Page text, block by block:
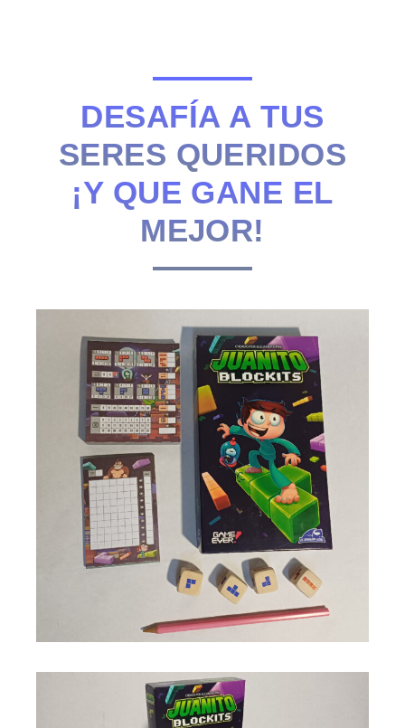
DESAFÍA A TUS
SERES QUERIDOS
¡Y QUE GANE EL
MEJOR!